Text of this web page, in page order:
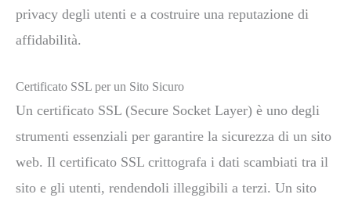
privacy degli utenti e a costruire una reputazione di
affidabilità.
Certificato SSL per un Sito Sicuro
Un certificato SSL (Secure Socket Layer) è uno degli
strumenti essenziali per garantire la sicurezza di un sito
web. Il certificato SSL crittografa i dati scambiati tra il
sito e gli utenti, rendendoli illeggibili a terzi. Un sito